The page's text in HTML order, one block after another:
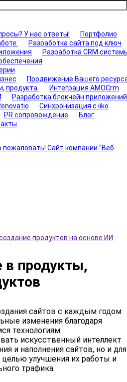
У нас ответы!
Портфолио
Разработка сайта под ключ
Разработка CRM
Продвижение Вашего
продукта.
Интеграция AMOCrm
Разработка блокчейн приложений
Синхронизация с iiko
PR сопровождение
Блог
пожаловать! Сайт компании "Веб
продуктов на основе ИИ
в продукты,
сайтов с каждым годом
изменения благодаря
технологиям.
искусственный интеллект
и наполнения сайтов, но и для
целью улучшения их работы и
трафика.